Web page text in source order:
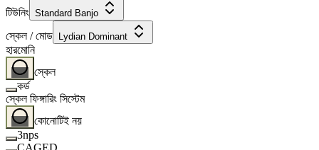
টিউনিং Standard Banjo
স্কেল / মোড Lydian Dominant
হারমোনি
স্কেল
কর্ড
স্কেল ফিঙ্গারিং সিস্টেম
কোনোটিই নয়
3nps
CAGED